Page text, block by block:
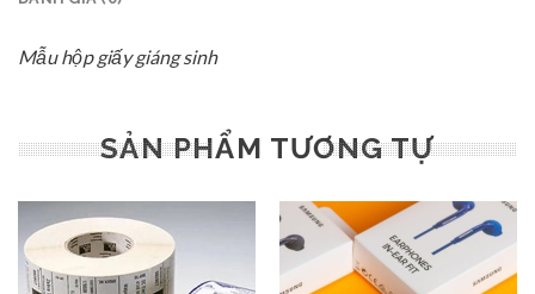
Mẫu hộp giấy giáng sinh
SẢN PHẨM TƯƠNG TỰ